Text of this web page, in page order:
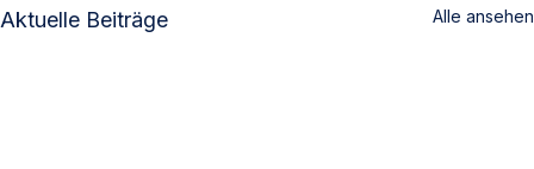
Aktuelle Beiträge Alle ansehen